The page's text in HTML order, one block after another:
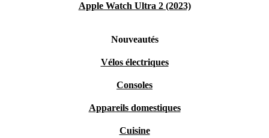
Apple Watch Ultra 2 (2023)
Nouveautés
Vélos électriques
Consoles
Appareils domestiques
Cuisine